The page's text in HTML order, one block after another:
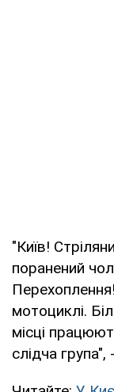
"Київ!
поранений
мотоциклі.
місці
слідча група",